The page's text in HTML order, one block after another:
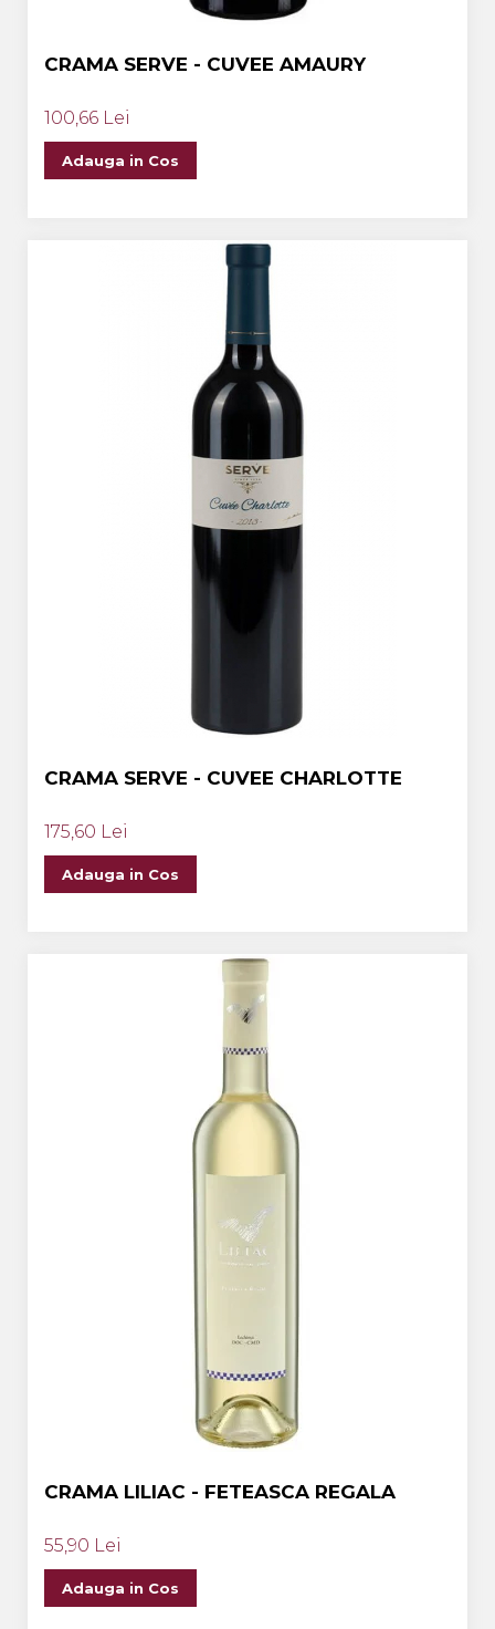
CRAMA SERVE - CUVEE AMAURY
100,66 Lei
Adauga in Cos
CRAMA SERVE - CUVEE CHARLOTTE
175,60 Lei
Adauga in Cos
CRAMA LILIAC - FETEASCA REGALA
55,90 Lei
Adauga in Cos